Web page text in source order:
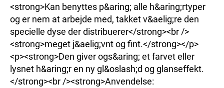
<strong>Kan benyttes p&aring; alle h&aring;rtyper
og er nem at arbejde med, takket v&aelig;re den
specielle dyse der distribuerer</strong><br />
<strong>meget j&aelig;vnt og fint.</strong></p>
<p><strong>Den giver ogs&aring; et farvet eller
lysnet h&aring;r en ny gl&oslash;d og glanseffekt.
</strong><br /><strong>Anvendelse: